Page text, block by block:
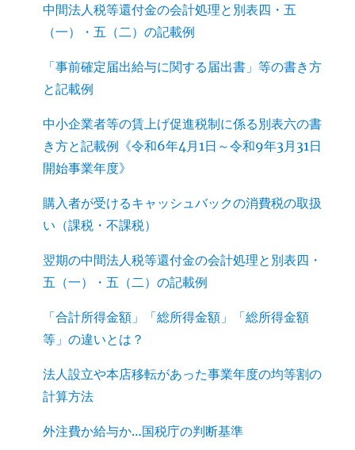
中間法人税等還付金の会計処理と別表四・五
（一）・五（二）の記載例
「事前確定届出給与に関する届出書」等の書き方
と記載例
中小企業者等の賃上げ促進税制に係る別表六の書
き方と記載例《令和6年4月1日～令和9年3月31日
開始事業年度》
購入者が受けるキャッシュバックの消費税の取扱
い（課税・不課税）
翌期の中間法人税等還付金の会計処理と別表四・
五（一）・五（二）の記載例
「合計所得金額」「総所得金額」「総所得金額
等」の違いとは？
法人設立や本店移転があった事業年度の均等割の
計算方法
外注費か給与か…国税庁の判断基準